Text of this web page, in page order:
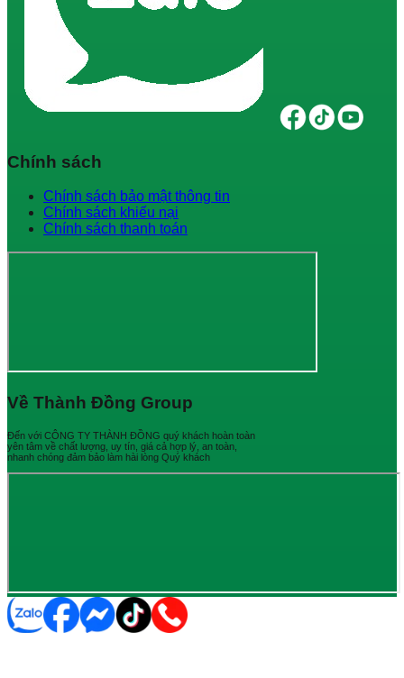
Chính sách
Chính sách bảo mật thông tin
Chính sách khiếu nại
Chính sách thanh toán
Về Thành Đồng Group
Đến với CÔNG TY THÀNH ĐỒNG quý khách hoàn toàn
yên tâm về chất lượng, uy tín, giá cả hợp lý, an toàn,
nhanh chóng đảm bảo làm hài lòng Quý khách